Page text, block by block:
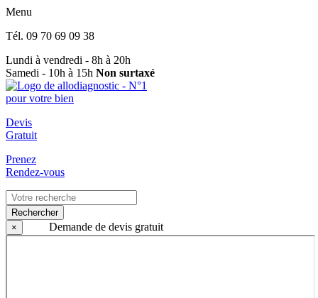
Menu
Tél. 09 70 69 09 38
Lundi à vendredi - 8h à 20h
Samedi - 10h à 15h Non surtaxé
Devis
Gratuit
Prenez
Rendez-vous
Rechercher
×
Demande de devis gratuit